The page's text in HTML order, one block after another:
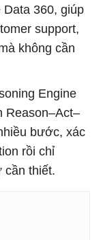
360, giúp
support,
không cần
Engine
Reason–Act–
bước, xác
rồi chỉ
cần thiết.